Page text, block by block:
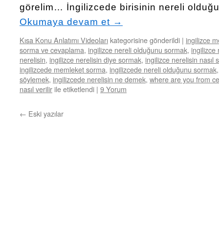
görelim… İngilizcede birisinin nereli
Okumaya devam et →
Kısa Konu Anlatımı Videoları kategorisine gönderildi | ingilizce
sorma ve cevaplama, ingilizce nereli olduğunu sormak, ingilizce
nerelisin, ingilizce nerelisin diye sormak, ingilizce nerelisin nasıl
ingilizcede memleket sorma, ingilizcede nereli olduğunu sormak
söylemek, ingilizcede nerelisin ne demek, where are you from
nasıl verilir ile etiketlendi | 9 Yorum
← Eski yazılar